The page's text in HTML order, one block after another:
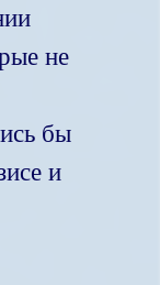
не
бы
и